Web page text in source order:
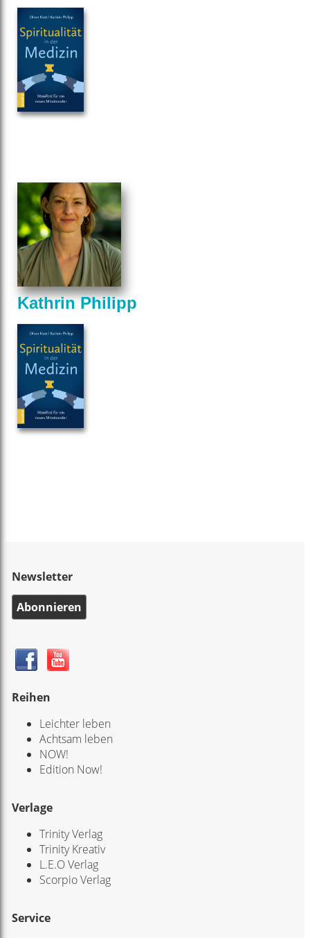
Kathrin Philipp
Newsletter
Abonnieren
Reihen
Leichter leben
Achtsam leben
NOW!
Edition Now!
Verlage
Trinity Verlag
Trinity Kreativ
L.E.O Verlag
Scorpio Verlag
Service